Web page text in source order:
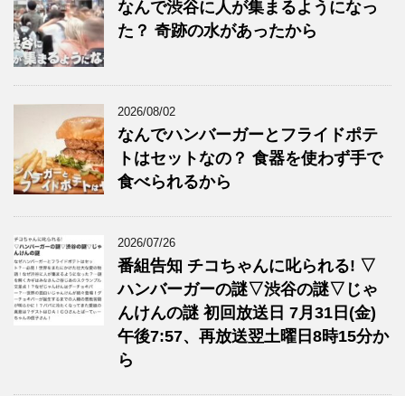
なんで渋谷に人が集まるようになっ
た？ 奇跡の水があったから
2026/08/02
なんでハンバーガーとフライドポテ
トはセットなの？ 食器を使わず手で
食べられるから
2026/07/26
番組告知 チコちゃんに叱られる! ▽
ハンバーガーの謎▽渋谷の謎▽じゃ
んけんの謎 初回放送日 7月31日(金)
午後7:57、再放送翌土曜日8時15分か
ら